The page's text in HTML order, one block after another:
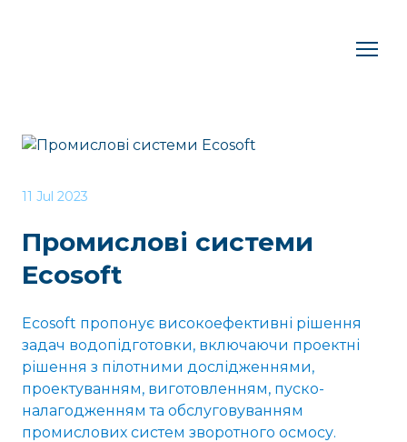
11 Jul 2023
Промислові системи
Ecosoft
Ecosoft пропонує високоефективні рішення
задач водопідготовки, включаючи проектні
рішення з пілотними дослідженнями,
проектуванням, виготовленням, пуско-
налагодженням та обслуговуванням
промислових систем зворотного осмосу.